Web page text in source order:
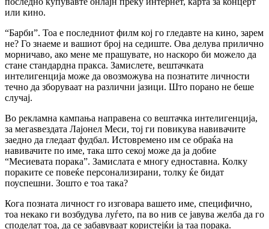
или кино.
“Барби”. Тоа е последниот филм кој го гледавте на кино, зарем
не? Го знаеме и вашиот број на седиште. Ова делува прилично
морничаво, ако мене ме прашувате, но наскоро би можело да
стане стандардна пракса. Замислете, вештачката
интелигенција може да овозможува на познатите личности
течно да зборуваат на различни јазици. Што порано не беше
случај.
Во рекламна кампања направена со вештачка интелигенција,
за мегаѕвездата Лајонел Меси, тој ги повикува навивачите
заедно да гледаат фудбал. Истовремено им се обраќа на
навивачите по име, така што секој може да ја добие
“Месиевата порака”. Замислата е многу едноставна. Колку
пораките се повеќе персонализирани, толку ќе бидат
поуспешни. Зошто е тоа така?
Кога позната личност го изговара вашето име, специфично,
тоа некако ги возбудува луѓето, па во нив се јавува желба да го
споделат тоа, да се забавуваат користејќи ја таа порака.